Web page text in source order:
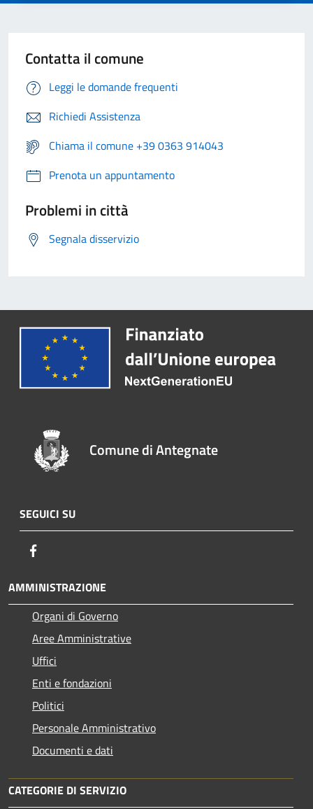
Contatta il comune
Leggi le domande frequenti
Richiedi Assistenza
Chiama il comune +39 0363 914043
Prenota un appuntamento
Problemi in città
Segnala disservizio
Comune di Antegnate
SEGUICI SU
AMMINISTRAZIONE
Organi di Governo
Aree Amministrative
Uffici
Enti e fondazioni
Politici
Personale Amministrativo
Documenti e dati
CATEGORIE DI SERVIZIO